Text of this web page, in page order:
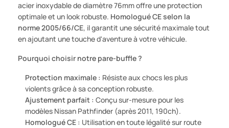
acier inoxydable de diamètre 76mm offre une protection
optimale et un look robuste. Homologué CE selon la
norme 2005/66/CE, il garantit une sécurité maximale tout
en ajoutant une touche d'aventure à votre véhicule.
Pourquoi choisir notre pare-buffle ?
Protection maximale : Résiste aux chocs les plus
violents grâce à sa conception robuste.
Ajustement parfait : Conçu sur-mesure pour les
modèles Nissan Pathfinder (après 2011, 190ch).
Homologué CE : Utilisation en toute légalité sur route